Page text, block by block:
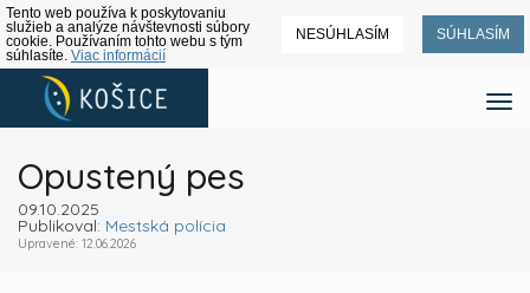
Tento web používa k poskytovaniu
služieb a analýze návštevnosti súbory
cookie. Používaním tohto webu s tým
súhlasíte. Viac informácií
NESÚHLASÍM SÚHLASÍM
Opustený pes
09.10.2025
Publikoval: Mestská polícia
Upravené: 12.06.2026